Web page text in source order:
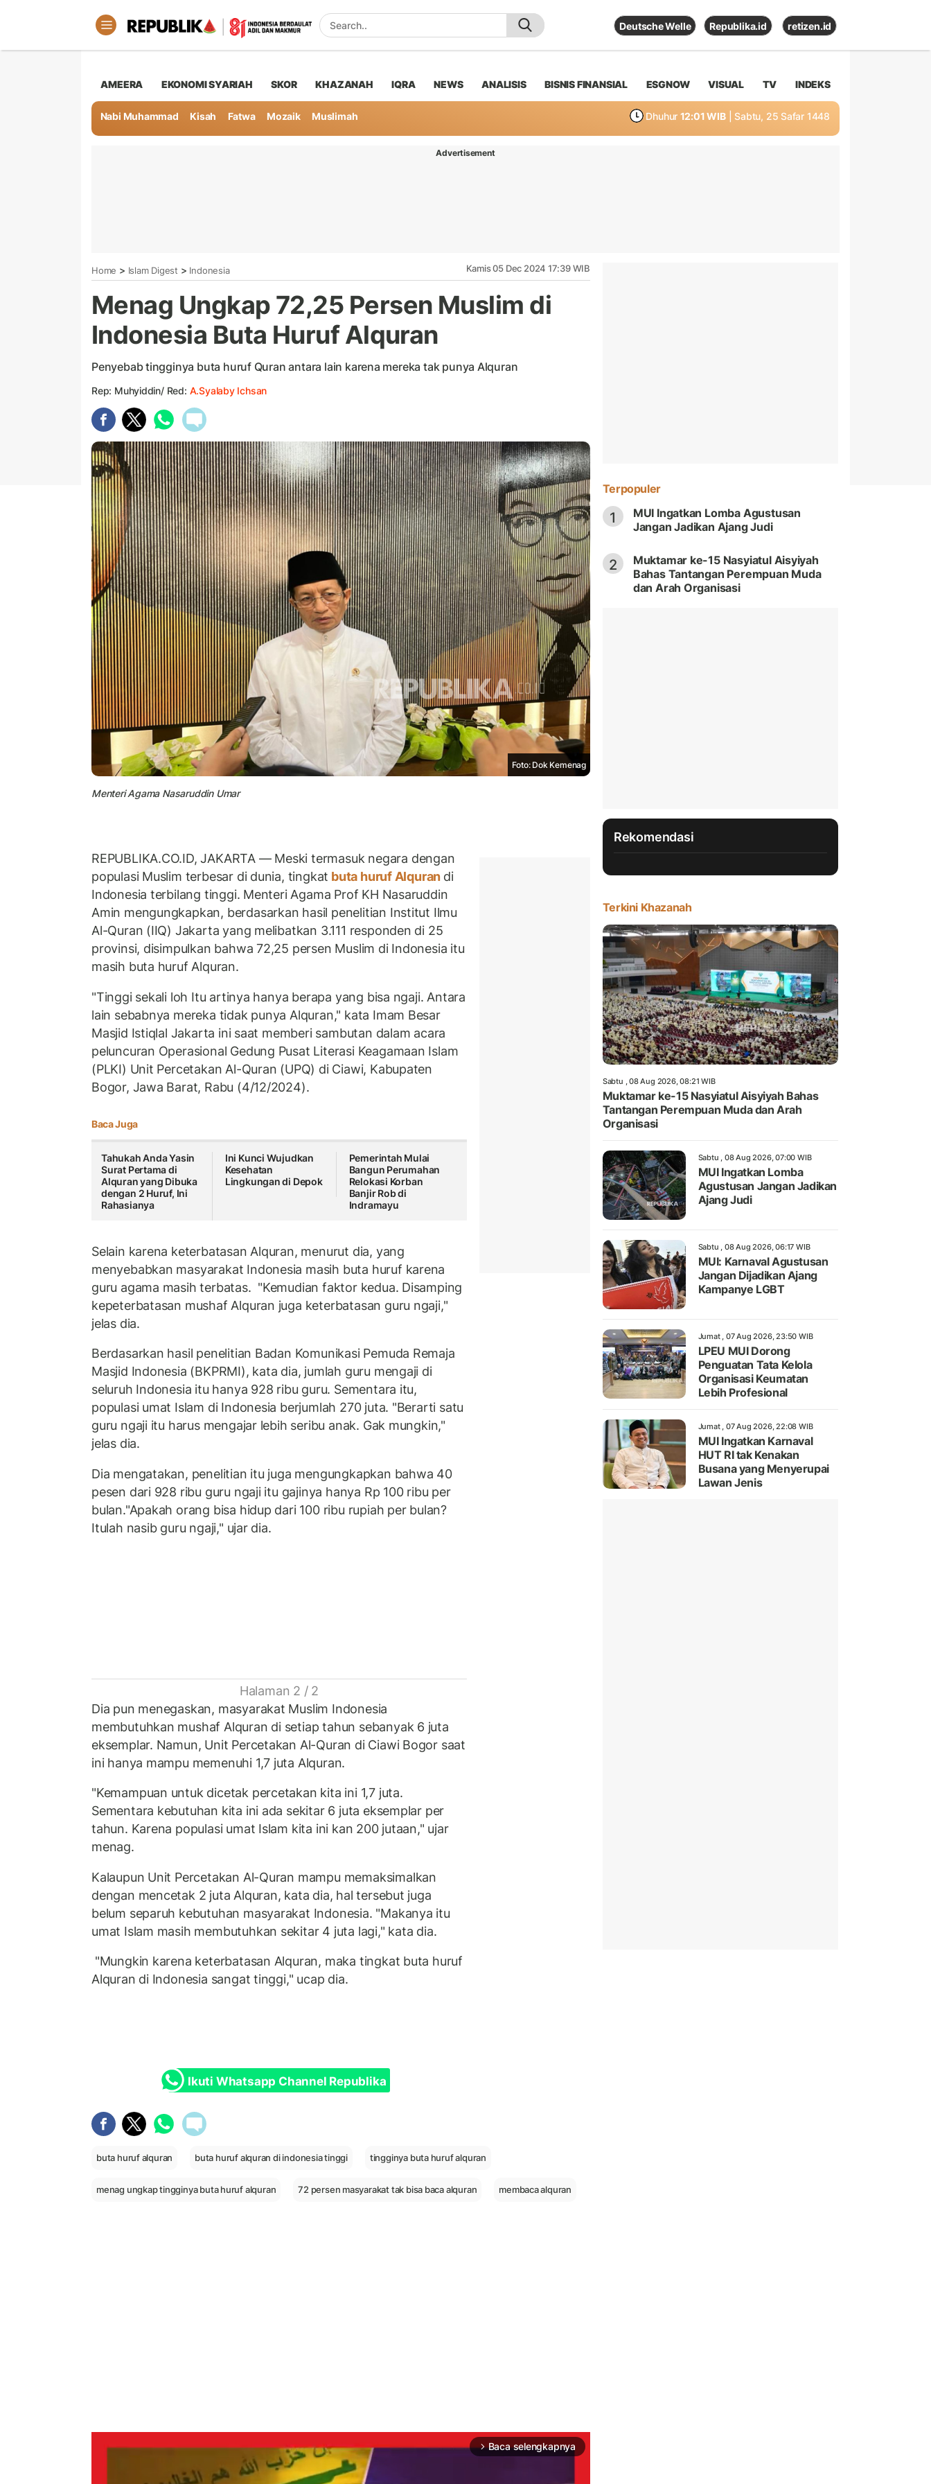
Deutsche Welle Republika.id retizen.id
AMEERA EKONOMI SYARIAH SKOR KHAZANAH IQRA NEWS ANALISIS BISNIS FINANSIAL ESGNOW VISUAL TV INDEKS
Nabi Muhammad Kisah Fatwa Mozaik Muslimah Dhuhur 12:01 WIB | Sabtu, 25 Safar 1448
Advertisement
Home > Islam Digest > Indonesia Kamis 05 Dec 2024 17:39 WIB
Menag Ungkap 72,25 Persen Muslim di
Indonesia Buta Huruf Alquran
Penyebab tingginya buta huruf Quran antara lain karena mereka tak punya Alquran
Rep: Muhyiddin/ Red: A.Syalaby Ichsan
Foto: Dok Kemenag
Menteri Agama Nasaruddin Umar
REPUBLIKA.CO.ID, JAKARTA — Meski termasuk negara dengan
populasi Muslim terbesar di dunia, tingkat buta huruf Alquran di
Indonesia terbilang tinggi. Menteri Agama Prof KH Nasaruddin
Amin mengungkapkan, berdasarkan hasil penelitian Institut Ilmu
Al-Quran (IIQ) Jakarta yang melibatkan 3.111 responden di 25
provinsi, disimpulkan bahwa 72,25 persen Muslim di Indonesia itu
masih buta huruf Alquran.
"Tinggi sekali loh Itu artinya hanya berapa yang bisa ngaji. Antara
lain sebabnya mereka tidak punya Alquran," kata Imam Besar
Masjid Istiqlal Jakarta ini saat memberi sambutan dalam acara
peluncuran Operasional Gedung Pusat Literasi Keagamaan Islam
(PLKI) Unit Percetakan Al-Quran (UPQ) di Ciawi, Kabupaten
Bogor, Jawa Barat, Rabu (4/12/2024).
Baca Juga
Tahukah Anda Yasin
Surat Pertama di
Alquran yang Dibuka
dengan 2 Huruf, Ini
Rahasianya
Ini Kunci Wujudkan
Kesehatan
Lingkungan di Depok
Pemerintah Mulai
Bangun Perumahan
Relokasi Korban
Banjir Rob di
Indramayu
Selain karena keterbatasan Alquran, menurut dia, yang
menyebabkan masyarakat Indonesia masih buta huruf karena
guru agama masih terbatas. "Kemudian faktor kedua. Disamping
kepeterbatasan mushaf Alquran juga keterbatasan guru ngaji,"
jelas dia.
Berdasarkan hasil penelitian Badan Komunikasi Pemuda Remaja
Masjid Indonesia (BKPRMI), kata dia, jumlah guru mengaji di
seluruh Indonesia itu hanya 928 ribu guru. Sementara itu,
populasi umat Islam di Indonesia berjumlah 270 juta. "Berarti satu
guru ngaji itu harus mengajar lebih seribu anak. Gak mungkin,"
jelas dia.
Dia mengatakan, penelitian itu juga mengungkapkan bahwa 40
pesen dari 928 ribu guru ngaji itu gajinya hanya Rp 100 ribu per
bulan."Apakah orang bisa hidup dari 100 ribu rupiah per bulan?
Itulah nasib guru ngaji," ujar dia.
Halaman 2 / 2
Dia pun menegaskan, masyarakat Muslim Indonesia
membutuhkan mushaf Alquran di setiap tahun sebanyak 6 juta
eksemplar. Namun, Unit Percetakan Al-Quran di Ciawi Bogor saat
ini hanya mampu memenuhi 1,7 juta Alquran.
"Kemampuan untuk dicetak percetakan kita ini 1,7 juta.
Sementara kebutuhan kita ini ada sekitar 6 juta eksemplar per
tahun. Karena populasi umat Islam kita ini kan 200 jutaan," ujar
menag.
Kalaupun Unit Percetakan Al-Quran mampu memaksimalkan
dengan mencetak 2 juta Alquran, kata dia, hal tersebut juga
belum separuh kebutuhan masyarakat Indonesia. "Makanya itu
umat Islam masih membutuhkan sekitar 4 juta lagi," kata dia.
"Mungkin karena keterbatasan Alquran, maka tingkat buta huruf
Alquran di Indonesia sangat tinggi," ucap dia.
Ikuti Whatsapp Channel Republika
buta huruf alquran buta huruf alquran di indonesia tinggi tingginya buta huruf alquran
menag ungkap tingginya buta huruf alquran 72 persen masyarakat tak bisa baca alquran membaca alquran
arrow_forward_ios Baca selengkapnya
Terpopuler
1
MUI Ingatkan Lomba Agustusan
Jangan Jadikan Ajang Judi
2
Muktamar ke-15 Nasyiatul Aisyiyah
Bahas Tantangan Perempuan Muda
dan Arah Organisasi
Rekomendasi
Terkini Khazanah
Sabtu , 08 Aug 2026, 08:21 WIB
Muktamar ke-15 Nasyiatul Aisyiyah Bahas
Tantangan Perempuan Muda dan Arah
Organisasi
Sabtu , 08 Aug 2026, 07:00 WIB
MUI Ingatkan Lomba
Agustusan Jangan Jadikan
Ajang Judi
Sabtu , 08 Aug 2026, 06:17 WIB
MUI: Karnaval Agustusan
Jangan Dijadikan Ajang
Kampanye LGBT
Jumat , 07 Aug 2026, 23:50 WIB
LPEU MUI Dorong
Penguatan Tata Kelola
Organisasi Keumatan
Lebih Profesional
Jumat , 07 Aug 2026, 22:08 WIB
MUI Ingatkan Karnaval
HUT RI tak Kenakan
Busana yang Menyerupai
Lawan Jenis